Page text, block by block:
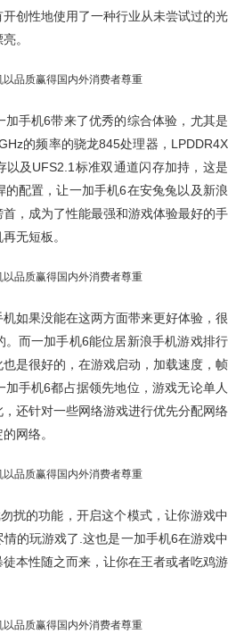
创性地使用了一种行业从未尝试过的光
。
手机6带来了优秀的综合体验，尤其是
的频率的骁龙845处理器，LPDDR4X
以及UFS2.1标准双通道闪存加持，这是
的配置，让一加手机6在安兔兔以及新浪
，成为了性能最强和游戏体验最好的手
无短板。
如果没能在这两方面带来更好体验，很
。而一加手机6能位居新浪手机游戏排行
是很好的，在游戏启动，加载速度，帧
手机6都占据领先地位，游戏无论单人
还针对一些网络游戏进行优先分配网络
网络。
扰的功能，开启这个模式，让你游戏中
的玩游戏了.这也是一加手机6在游戏中
本性随之而来，让你在王者或者吃鸡游